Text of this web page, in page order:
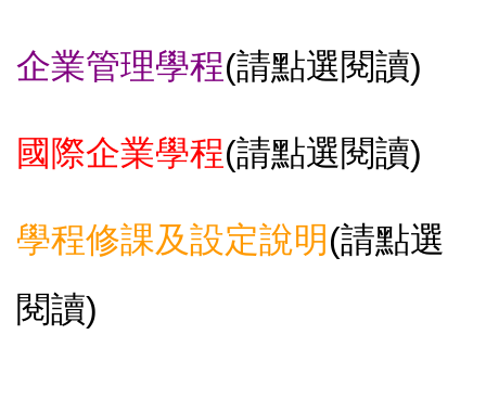
企業管理學程(請點選閱讀)
國際企業學程(請點選閱讀)
學程修課及設定說明(請點選
閱讀)